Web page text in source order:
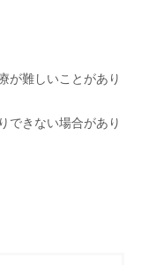
が難しいことがあり
できない場合があり